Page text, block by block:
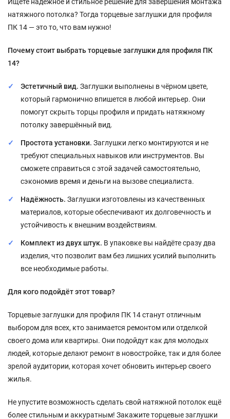
натяжного потолка? Тогда торцевые заглушки для профиля
ПК 14 — это то, что вам нужно!
Почему стоит выбрать торцевые заглушки для профиля ПК
14?
Эстетичный вид. Заглушки выполнены в чёрном цвете,
который гармонично впишется в любой интерьер. Они
помогут скрыть торцы профиля и придать натяжному
потолку завершённый вид.
Простота установки. Заглушки легко монтируются и не
требуют специальных навыков или инструментов. Вы
сможете справиться с этой задачей самостоятельно,
сэкономив время и деньги на вызове специалиста.
Надёжность. Заглушки изготовлены из качественных
материалов, которые обеспечивают их долговечность и
устойчивость к внешним воздействиям.
Комплект из двух штук. В упаковке вы найдёте сразу два
изделия, что позволит вам без лишних усилий выполнить
все необходимые работы.
Для кого подойдёт этот товар?
Торцевые заглушки для профиля ПК 14 станут отличным
выбором для всех, кто занимается ремонтом или отделкой
своего дома или квартиры. Они подойдут как для молодых
людей, которые делают ремонт в новостройке, так и для более
зрелой аудитории, которая хочет обновить интерьер своего
жилья.
Не упустите возможность сделать свой натяжной потолок ещё
более стильным и аккуратным! Закажите торцевые заглушки